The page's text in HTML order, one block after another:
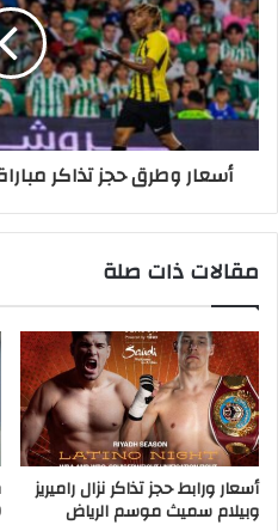
أسعار وطرق حجز تذاكر
مقالات ذات صلة
أسعار ورابط حجز تذاكر نزال راميريز
وبيلام سميث موسم الرياض